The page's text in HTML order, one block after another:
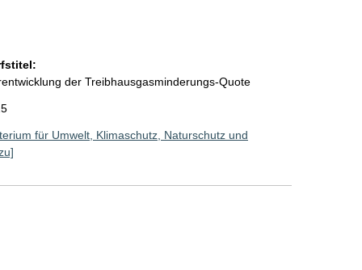
der Treibhausgasminderungs-Quote
für Umwelt, Klimaschutz, Naturschutz und